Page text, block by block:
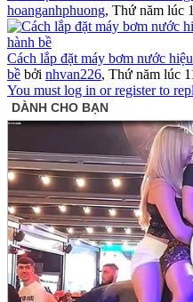
hoanganhphuong, Thứ năm lúc
Cách lắp đặt máy bơm nước
bề bởi nhvan226, Thứ năm lúc
You must log in or register to